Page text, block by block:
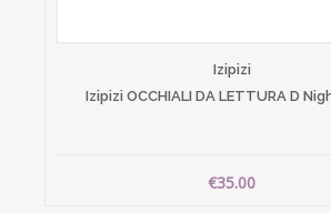
Izipizi
Izipizi OCCHIALI DA LETTURA D
€35.00